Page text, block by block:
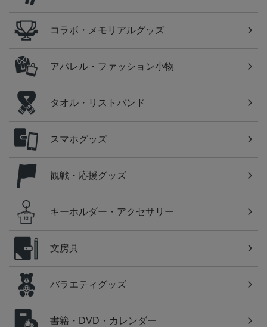
コラボ・メモリアルグッズ
アパレル・ファッション小物
タオル・リストバンド
スマホグッズ
観戦・応援グッズ
キーホルダー・アクセサリー
文房具
バラエティグッズ
書籍・DVD・カレンダー